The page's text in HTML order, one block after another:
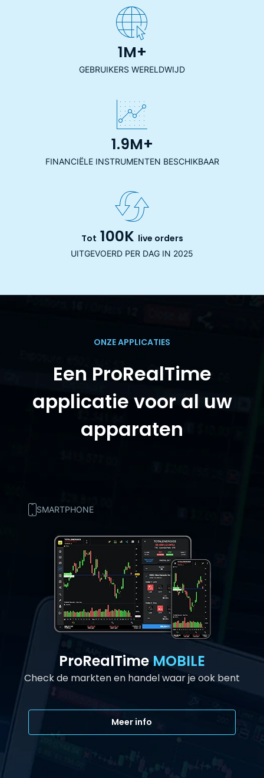
1M+
GEBRUIKERS WERELDWIJD
1.9M+
FINANCIËLE INSTRUMENTEN BESCHIKBAAR
Tot 100K live orders
UITGEVOERD PER DAG IN 2025
ONZE APPLICATIES
Een ProRealTime
applicatie voor al uw
apparaten
SMARTPHONE
ProRealTime MOBILE
Check de markten en handel waar je ook bent
Meer info